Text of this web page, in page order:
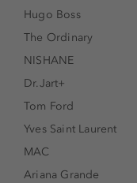
Hugo Boss
The Ordinary
NISHANE
Dr.Jart+
Tom Ford
Yves Saint Laurent
MAC
Ariana Grande